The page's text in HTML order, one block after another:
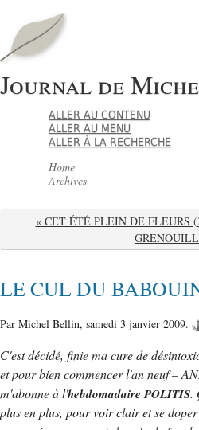
Journal de
ALLER AU CONTENU
ALLER AU MENU
ALLER À LA RECHERCHE
Home
Archives
« CET ÉTÉ PLEIN DE FLEURS
LE CUL DU
Par Michel Bellin, samedi 3 janvier 2009.
C'est décidé, finie ma cure de
et pour bien commencer l'an neuf –
m'abonne à l'hebdomadaire POLITIS.
plus en plus, pour voir clair et se